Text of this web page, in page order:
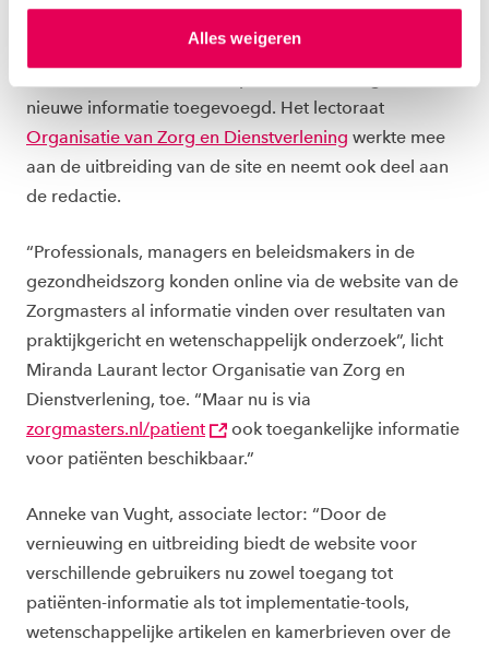
cookiestatement. Via ‘Zelf instellen’ kun je ook zelf
instellen welke cookies we plaatsen. Je kunt je
toestemming altijd wijzigen of intrekken via
Alles weigeren
Om patiënten goed te informeren over verschillende
nieuwe informatie toegevoegd. Het lectoraat
Organisatie van Zorg en Dienstverlening werkte mee
aan de uitbreiding van de site en neemt ook deel aan
de redactie.
“Professionals, managers en beleidsmakers in de
gezondheidszorg konden online via de website van de
Zorgmasters al informatie vinden over resultaten van
praktijkgericht en wetenschappelijk onderzoek”, licht
Miranda Laurant lector Organisatie van Zorg en
Dienstverlening, toe. “Maar nu is via
zorgmasters.nl/patient
ook toegankelijke informatie
voor patiënten beschikbaar.”
Anneke van Vught, associate lector: “Door de
vernieuwing en uitbreiding biedt de website voor
verschillende gebruikers nu zowel toegang tot
patiënten-informatie als tot implementatie-tools,
wetenschappelijke artikelen en kamerbrieven over de